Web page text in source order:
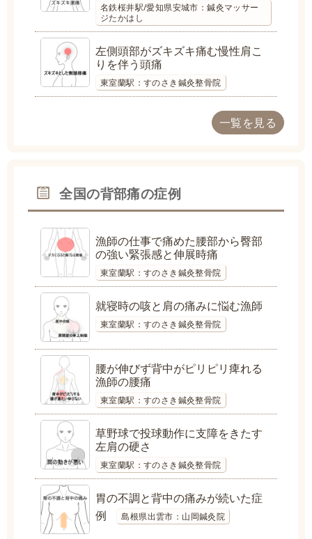
名鉄桜井駅/愛知県安城市：鍼灸マッサー
ジたかはし
左側頭部がズキズキ痛む慢性肩こ
りを伴う頭痛
東室蘭駅：すのさき鍼灸整骨院
一覧を見る
全国の背部痛の症例
漁師の仕事で痛めた腰部から臀部
の強い緊張感と伸展時痛
東室蘭駅：すのさき鍼灸整骨院
就寝時の咳と肩の痛みに悩む漁師
東室蘭駅：すのさき鍼灸整骨院
腰が伸びず背中がピリピリ痺れる
漁師の腰痛
東室蘭駅：すのさき鍼灸整骨院
草野球で投球動作に支障をきたす
左肩の硬さ
東室蘭駅：すのさき鍼灸整骨院
胃の不調と背中の痛みが続いた症
例
島根県出雲市：山岡鍼灸院